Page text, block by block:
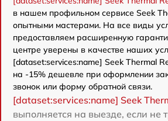
в нашем профильном сервисе Seek
опытными мастерами. На все виды
предоставляем расширенную
центре уверены в качестве наших
[dataset:services:name] Seek Thermal
на -15% дешевле при оформлении
звонок или форму обратной связи.
[dataset:services:name] Seek
выполняется на выезде, если не